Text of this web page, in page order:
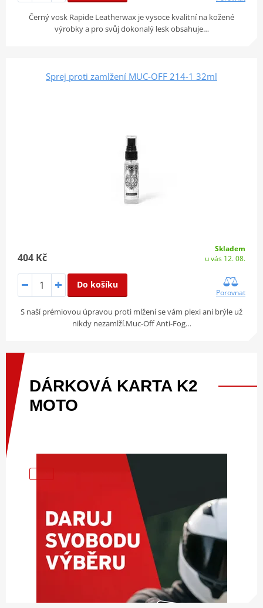
Černý vosk Rapide Leatherwax je vysoce kvalitní na kožené
výrobky a pro svůj dokonalý lesk obsahuje…
Sprej proti zamlžení MUC-OFF 214-1 32ml
404 Kč
Skladem
u vás 12. 08.
Do košíku
Porovnat
S naší prémiovou úpravou proti mlžení se vám plexi ani brýle už
nikdy nezamlží.Muc-Off Anti-Fog…
DÁRKOVÁ KARTA K2
MOTO